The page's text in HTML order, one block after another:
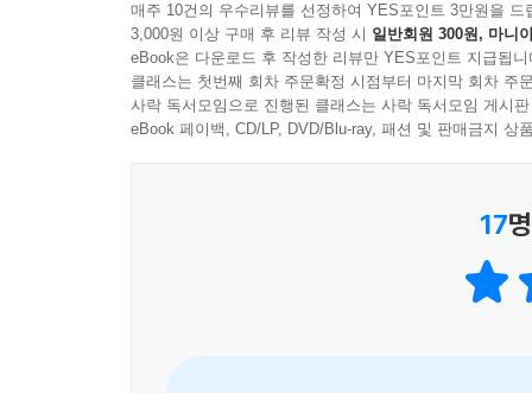
대중의 취향을 정확하게 꿰뚫은 타고난 흥행사이
일상과 고민을 21세기를 살아가는 독자들의 감
병약했지만 마음만은 누구보다도 강하고 자신감
위한 기부 천사였던 파가니니까지 음악 교과서
조명했다는 점에서 이 책의 의의가 있다. 한마디
- 홍진호 (첼리스트, ‘호피폴라’ 멤버)
매주 10건의 우수리뷰를 선정하여 YES포인트 3만원을 드
3,000원 이상 구매 후 리뷰 작성 시 일반회원 300원, 마니
eBook은 다운로드 후 작성한 리뷰만 YES포인트 지급됩니
클래스는 첫번째 회차 주문확정 시점부터 마지막 회차 주
사락 독서모임으로 진행된 클래스는 사락 독서모임 게시
eBook 페이백, CD/LP, DVD/Blu-ray, 패션 및 판매금지 상
17